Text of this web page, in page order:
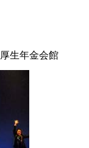
生年金会館